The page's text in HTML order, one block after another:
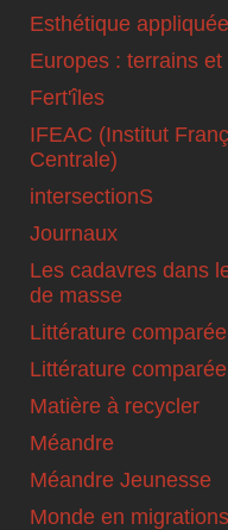
Esthétique appliquée
Europes : terrains
Fert'îles
IFEAC (Institut
Centrale)
intersectionS
Journaux
Les cadavres dans
de masse
Littérature
Littérature
Matière à recycler
Méandre
Méandre Jeunesse
Monde en migrations